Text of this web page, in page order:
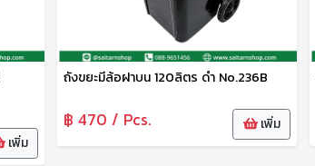
เพิ่ม
ถังขยะมีล้อฝาบน 120ลิตร ดำ No.236B
฿ 470 / Pcs. เพิ่ม